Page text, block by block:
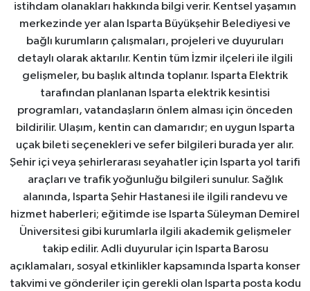
istihdam olanakları hakkında bilgi verir. Kentsel yaşamın
merkezinde yer alan Isparta Büyükşehir Belediyesi ve
bağlı kurumların çalışmaları, projeleri ve duyuruları
detaylı olarak aktarılır. Kentin tüm İzmir ilçeleri ile ilgili
gelişmeler, bu başlık altında toplanır. Isparta Elektrik
tarafından planlanan Isparta elektrik kesintisi
programları, vatandaşların önlem alması için önceden
bildirilir. Ulaşım, kentin can damarıdır; en uygun Isparta
uçak bileti seçenekleri ve sefer bilgileri burada yer alır.
Şehir içi veya şehirlerarası seyahatler için Isparta yol tarifi
araçları ve trafik yoğunluğu bilgileri sunulur. Sağlık
alanında, Isparta Şehir Hastanesi ile ilgili randevu ve
hizmet haberleri; eğitimde ise Isparta Süleyman Demirel
Üniversitesi gibi kurumlarla ilgili akademik gelişmeler
takip edilir. Adli duyurular için Isparta Barosu
açıklamaları, sosyal etkinlikler kapsamında Isparta konser
takvimi ve gönderiler için gerekli olan Isparta posta kodu